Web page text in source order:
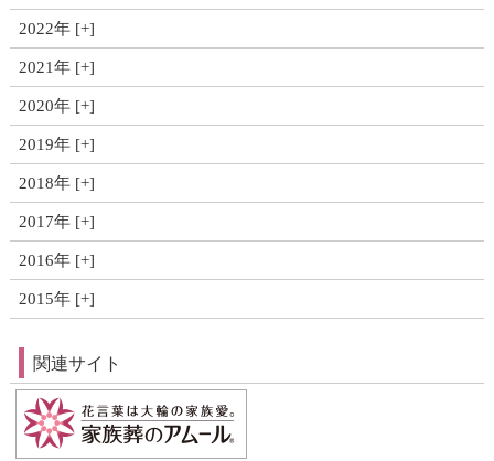
2022年
2021年
2020年
2019年
2018年
2017年
2016年
2015年
関連サイト